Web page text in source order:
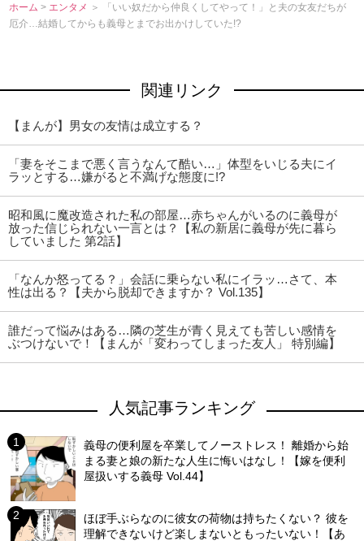
ホーム > エンタメ ＞ 「いい奴だから仲良くしてやって！」と夫の女友だちが
厄介…結婚してからも義母とまでお出かけしていた!?
関連リンク
【まんが】男女の友情は成立する？
「妻をそこまで悪く言うなんて酷い…」体型をいじる夫にイ
ラッとする…嫌がると不満げな態度に!?
昭和風に魔改造された私の部屋…赤ちゃんがいるのに義母が
放った信じられない一言とは？【私の新居に義母が先に暮ら
していました 第2話】
「なんか怒ってる？」会話に乗らない私にイラッ…さて、本
性は出る？【夫から脱却できますか？ Vol.135】
誰だって悩みはある…隣の芝生が青く見えても苦しい感情を
ぶつけないで！【まんが「変わってしまった友人」 特別編】
人気記事ランキング
義母の便利屋を卒業してノーストレス！ 離婚から始
まる妻と娘の新たな人生に悔いはなし！【嫁を便利
屋扱いする義母 Vol.44】
ほぼ手ぶらなのに彼女の荷物は持ちたくない？ 彼を
理解できないけど楽しまないともったいない！【あ